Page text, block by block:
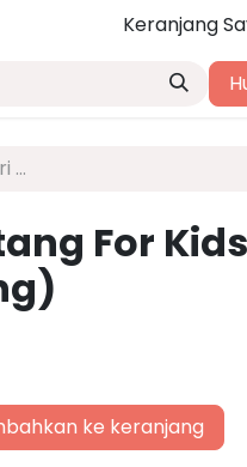
Keranjang
For Kids
ke keranjang